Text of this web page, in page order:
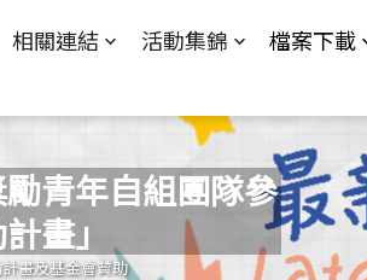
相關連結 活動集錦 檔案下載
青年自組團隊參
畫」
畫及基金會贊助